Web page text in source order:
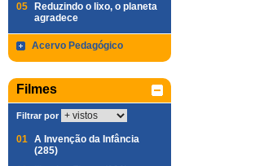
05
Reduzindo o lixo, o planeta
agradece
Acervo Pedagógico
Filmes
Filtrar por
01 A Invenção da Infância
(285)